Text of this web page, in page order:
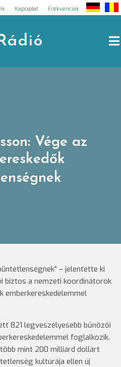
Kapcsolat Frekvenciák
Vége az
– jelentette ki
biztos a nemzeti koordinátorok
emberkereskedelemmel
821 legveszélyesebb bűnözői
foglalkozik.
mint 200 milliárd dollárt
kultúrája ellen új